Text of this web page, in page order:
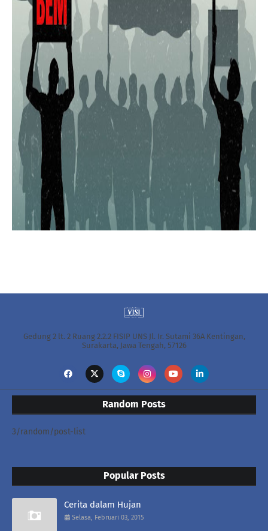
Gedung 2 lt. 2 Ruang 2.2.2 FISIP UNS Jl. Ir. Sutami 36A Kentingan,
Surakarta, Jawa Tengah, 57126
Random Posts
3/random/post-list
Popular Posts
Cerita dalam Hujan
Selasa, Februari 03, 2015